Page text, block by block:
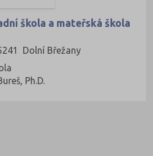
škola a mateřská škola
Dolní Břežany
Ph.D.